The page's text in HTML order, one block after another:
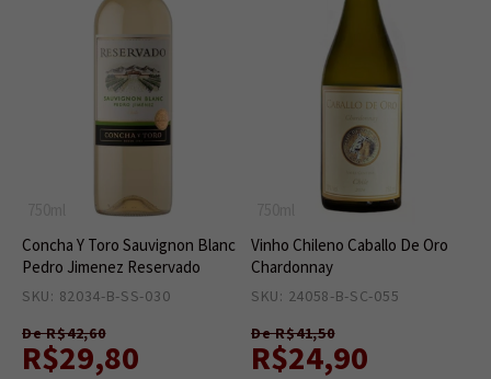
Concha Y Toro Sauvignon Blanc
Pedro Jimenez Reservado
SKU: 82034-B-SS-030
De R$42,60
R$29,80
Vinho Chileno Caballo De Oro
Chardonnay
SKU: 24058-B-SC-055
De R$41,50
R$24,90